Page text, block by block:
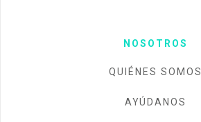
NOSOTROS
QUIÉNES SOMOS
AYÚDANOS